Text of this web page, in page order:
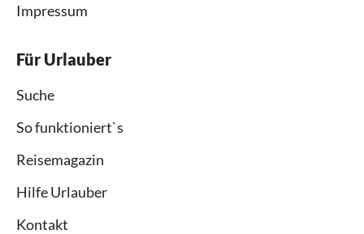
Impressum
Für Urlauber
Suche
So funktioniert`s
Reisemagazin
Hilfe Urlauber
Kontakt